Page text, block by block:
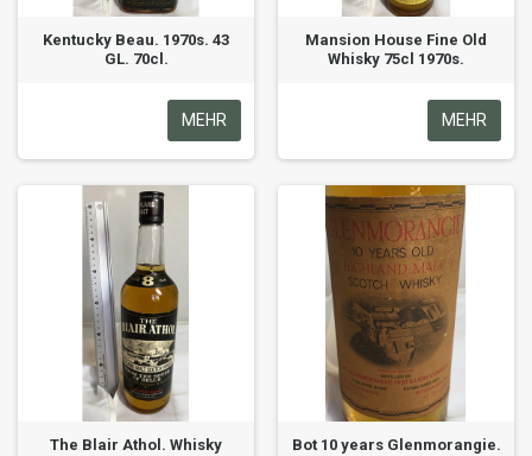
Kentucky Beau. 1970s. 43
GL. 70cl.
MEHR
Mansion House Fine Old
Whisky 75cl 1970s.
MEHR
The Blair Athol. Whisky
Bot 10 years Glenmorangie.